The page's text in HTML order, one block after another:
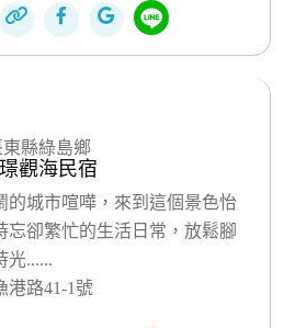
東縣綠島鄉
觀海民宿
的城市喧嘩，來到這個景色怡
忘卻繁忙的生活日常，放鬆腳
光......
港路41-1號